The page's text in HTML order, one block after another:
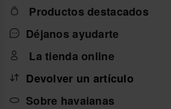
Productos destacados
Déjanos ayudarte
La tienda online
Devolver un artículo
Sobre havaianas